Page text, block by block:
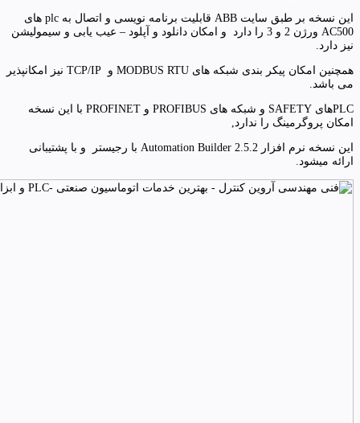
این نسخه بر طبق سایت ABB قابلیت برنامه نویسی و اتصال به plc های
AC500 ورژن 2 و 3 را دارد و امکان دانلود و آپلود – عیب یابی و سیمولیشن
نیز دارد.
همچنین امکان پیکر بندی شبکه های MODBUS RTU و TCP/IP نیز امکانپذیر
می باشد.
PLCهای SAFETY و شبکه های PROFIBUS و PROFINET با این نسخه
امکان پروگرمینگ را ندارد,
این نسخه نرم افزار Automation Builder 2.5.2 با رجیستر و با پشتیبانی
ارائه میشود.